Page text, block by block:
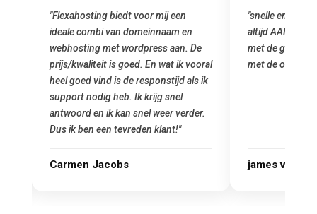
"Flexahosting biedt voor mij een
ideale combi van domeinnaam en
webhosting met wordpress aan. De
prijs/kwaliteit is goed. En wat ik vooral
heel goed vind is de responstijd als ik
support nodig heb. Ik krijg snel
antwoord en ik kan snel weer verder.
Dus ik ben een tevreden klant!"
Carmen Jacobs
"snelle en
altijd AAN (:
met de grote
met de
james van